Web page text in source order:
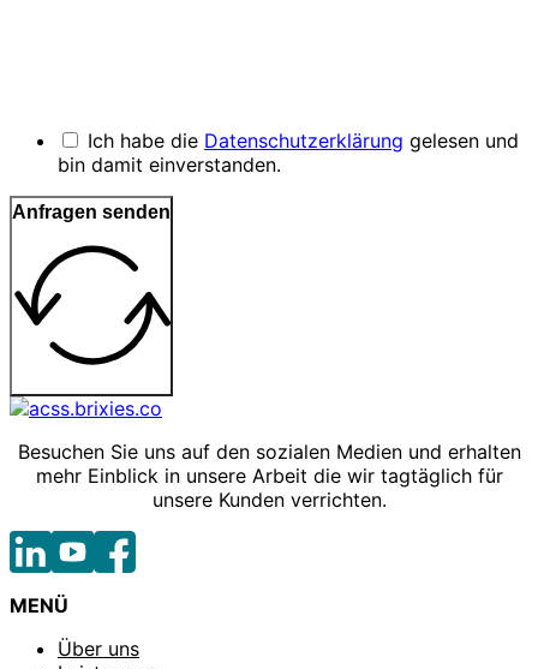
Ich habe die Datenschutzerklärung gelesen und
bin damit einverstanden.
Anfragen senden
Besuchen Sie uns auf den sozialen Medien und erhalten
mehr Einblick in unsere Arbeit die wir tagtäglich für
unsere Kunden verrichten.
MENÜ
Über uns